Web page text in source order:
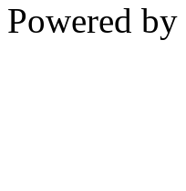
Powered by